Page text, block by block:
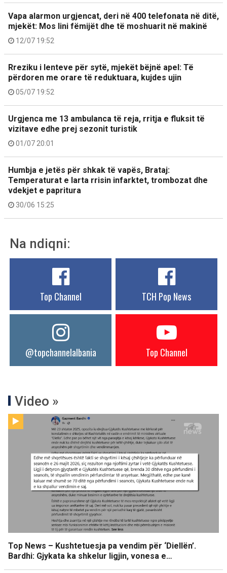
Vapa alarmon urgjencat, deri në 400 telefonata në ditë,
mjekët: Mos lini fëmijët dhe të moshuarit në makinë
12/07 19:52
Rreziku i lenteve për sytë, mjekët bëjnë apel: Të
përdoren me orare të reduktuara, kujdes ujin
05/07 19:52
Urgjenca me 13 ambulanca të reja, rritja e fluksit të
vizitave edhe prej sezonit turistik
01/07 20:01
Humbja e jetës për shkak të vapës, Brataj:
Temperaturat e larta rrisin infarktet, trombozat dhe
vdekjet e papritura
30/06 15:25
Na ndiqni:
Top Channel TCH Pop News
@topchannelalbania Top Channel
Video »
Top News – Kushtetuesja pa vendim për ‘Diellën’.
Bardhi: Gjykata ka shkelur ligjin, vonesa e…